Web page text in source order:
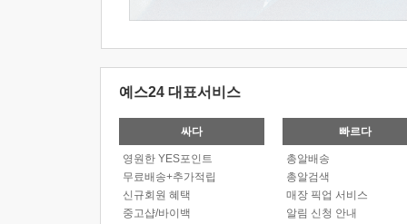
예스24 대표서비스
싸다
영원한 YES포인트
무료배송+추가적립
신규회원 혜택
중고샵/바이백
빠르다
총알배송
총알검색
매장 픽업 서비스
알림 신청 안내